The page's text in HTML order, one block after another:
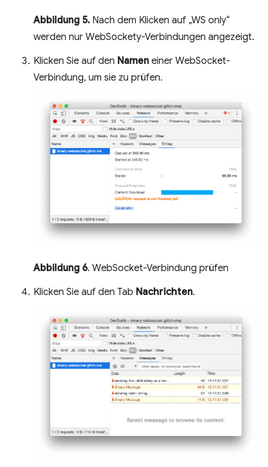
Abbildung 5. Nach dem Klicken auf „WS only“
werden nur WebSockety-Verbindungen angezeigt.
Klicken Sie auf den Namen einer WebSocket-
Verbindung, um sie zu prüfen.
Abbildung 6. WebSocket-Verbindung prüfen
Klicken Sie auf den Tab Nachrichten.